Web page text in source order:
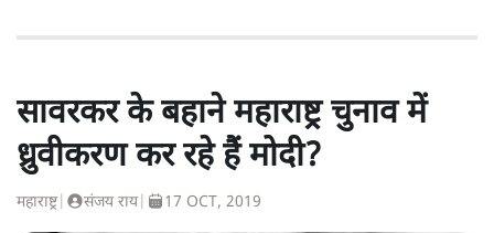
सावरकर के बहाने महाराष्ट्र चुनाव में
ध्रुवीकरण कर रहे हैं मोदी?
महाराष्ट्र| संजय राय| 17 OCT, 2019